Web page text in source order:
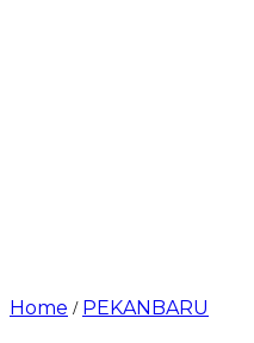
Home / PEKANBARU